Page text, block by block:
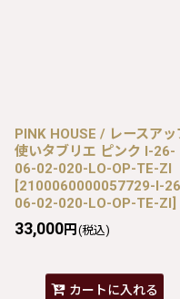
PINK HOUSE / レースアッ
使いタブリエ ピンク I-26-
06-02-020-LO-OP-TE-ZI
[2100060000057729-I-
06-02-020-LO-OP-TE-ZI]
33,000円 (税込)
カートに入れる